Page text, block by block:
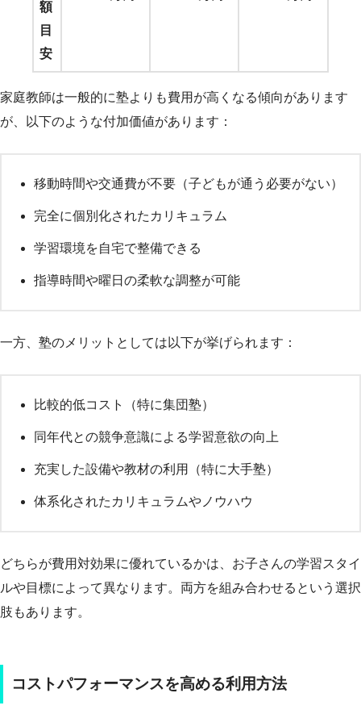
額
目
安
家庭教師は一般的に塾よりも費用が高くなる傾向があります
が、以下のような付加価値があります：
移動時間や交通費が不要（子どもが通う必要がない）
完全に個別化されたカリキュラム
学習環境を自宅で整備できる
指導時間や曜日の柔軟な調整が可能
一方、塾のメリットとしては以下が挙げられます：
比較的低コスト（特に集団塾）
同年代との競争意識による学習意欲の向上
充実した設備や教材の利用（特に大手塾）
体系化されたカリキュラムやノウハウ
どちらが費用対効果に優れているかは、お子さんの学習スタイ
ルや目標によって異なります。両方を組み合わせるという選択
肢もあります。
コストパフォーマンスを高める利用方法